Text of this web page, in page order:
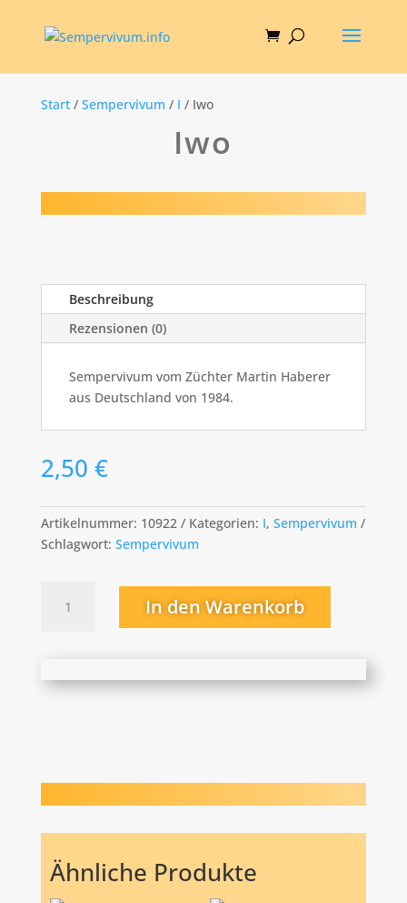
Start/ Sempervivum / I / Iwo
Iwo
Beschreibung
Rezensionen (0)
Sempervivum vom Züchter Martin Haberer
aus Deutschland von 1984.
2,50 €
Artikelnummer: 10922 Kategorien: I, Sempervivum
Schlagwort: Sempervivum
Menge
In den Warenkorb
Ähnliche Produkte